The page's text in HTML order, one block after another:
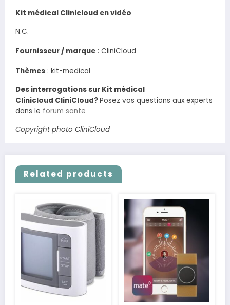
Kit médical Clinicloud en vidéo
N.C.
Fournisseur / marque : CliniCloud
Thèmes : kit-medical
Des interrogations sur Kit médical
Clinicloud CliniCloud?Posez vos questions aux experts
dans le forum sante
Copyright photo CliniCloud
Related products